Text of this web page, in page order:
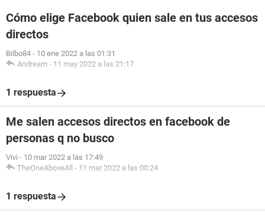
Cómo elige Facebook quien sale en tus accesos
directos
Bilbo84 - 10 ene 2022 a las 01:31
Andream - 11 may 2022 a las 21:17
1 respuesta
Me salen accesos directos en facebook de
personas q no busco
Vivi - 10 mar 2022 a las 17:49
TheOneAboveAll - 11 mar 2022 a las 00:24
1 respuesta